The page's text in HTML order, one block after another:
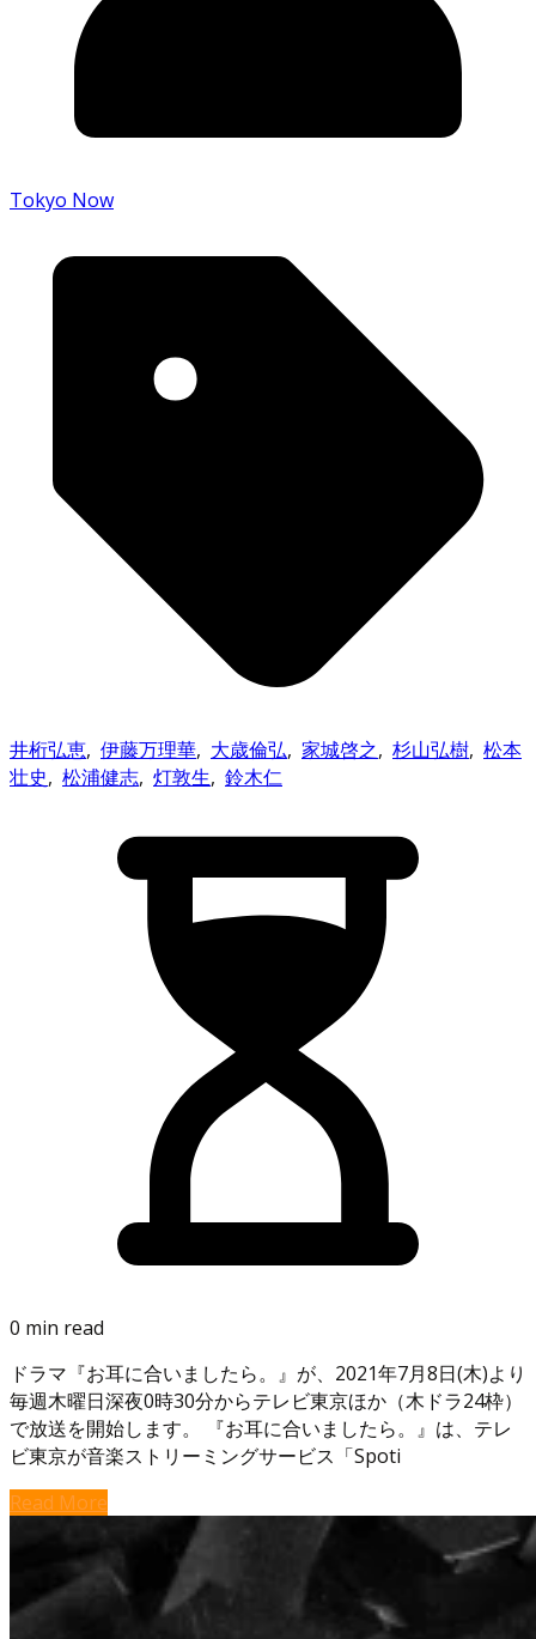
Tokyo Now
井桁弘恵, 伊藤万理華, 大歳倫弘, 家城啓之, 杉山弘樹, 松本
壮史, 松浦健志, 灯敦生, 鈴木仁
0 min read
ドラマ『お耳に合いましたら。』が、2021年7月8日(木)より
毎週木曜日深夜0時30分からテレビ東京ほか（木ドラ24枠）
で放送を開始します。 『お耳に合いましたら。』は、テレ
ビ東京が音楽ストリーミングサービス「Spoti
Read More